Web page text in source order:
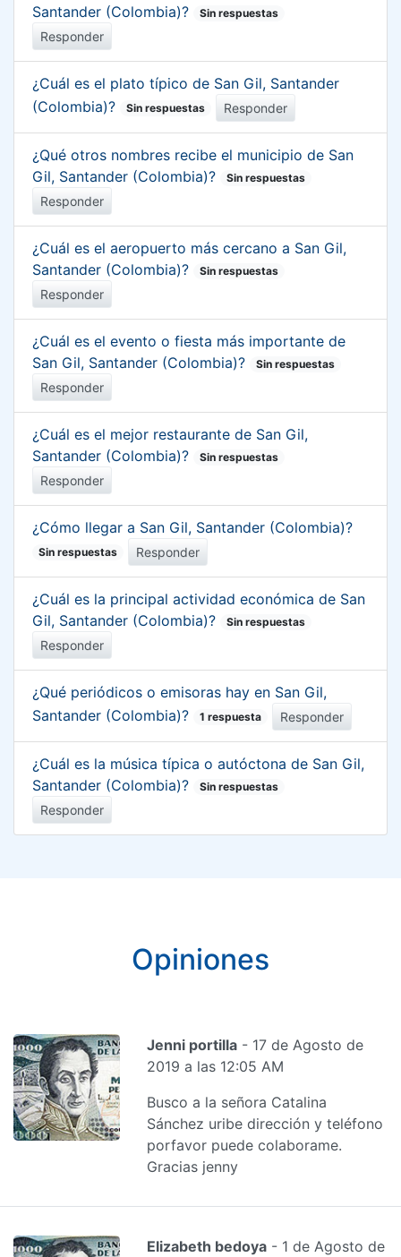
Santander (Colombia)?
Sin respuestas
Responder
¿Cuál es el plato típico de San Gil, Santander
(Colombia)?
Sin respuestas Responder
¿Qué otros nombres recibe el municipio de San
Gil, Santander (Colombia)?
Sin respuestas
Responder
¿Cuál es el aeropuerto más cercano a San Gil,
Santander (Colombia)?
Sin respuestas
Responder
¿Cuál es el evento o fiesta más importante de
San Gil, Santander (Colombia)?
Sin respuestas
Responder
¿Cuál es el mejor restaurante de San Gil,
Santander (Colombia)?
Sin respuestas
Responder
¿Cómo llegar a San Gil, Santander (Colombia)?
Sin respuestas Responder
¿Cuál es la principal actividad económica de San
Gil, Santander (Colombia)?
Sin respuestas
Responder
¿Qué periódicos o emisoras hay en San Gil,
Santander (Colombia)?
1 respuesta Responder
¿Cuál es la música típica o autóctona de San Gil,
Santander (Colombia)?
Sin respuestas
Responder
Opiniones
Jenni portilla - 17 de Agosto de
2019 a las 12:05 AM
Busco a la señora Catalina
Sánchez uribe dirección y teléfono
porfavor puede colaborame.
Gracias jenny
Elizabeth bedoya - 1 de Agosto de